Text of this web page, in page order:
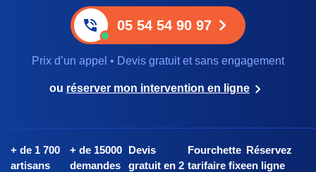
05 54 54 90 97
Prix d’un appel • Devis gratuit et sans engagement
ou réserver mon intervention en ligne
+ de 1 700
artisans
+ de 15000
demandes
Devis
gratuit en 2
Fourchette
tarifaire fixe
Réservez
en ligne